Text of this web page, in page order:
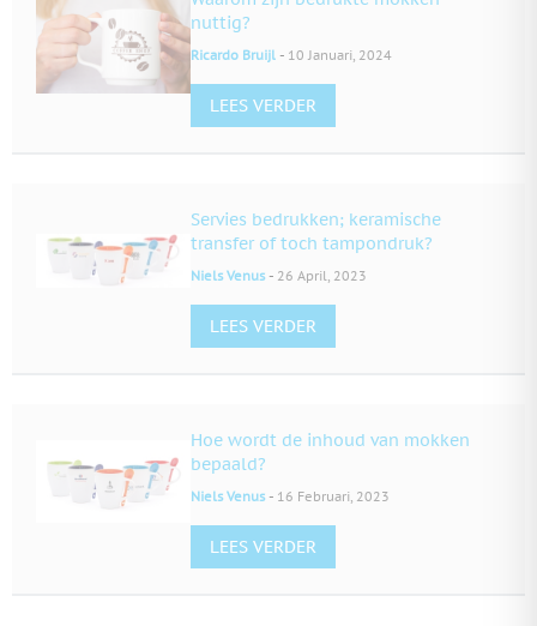
nuttig?
Ricardo Bruijl - 10 Januari, 2024
LEES VERDER
Servies bedrukken; keramische
transfer of toch tampondruk?
Niels Venus - 26 April, 2023
LEES VERDER
Hoe wordt de inhoud van mokken
bepaald?
Niels Venus - 16 Februari, 2023
LEES VERDER